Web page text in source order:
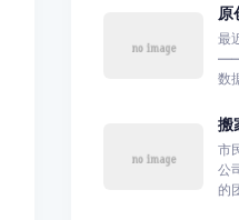
原
最
数
搬
市
公
的